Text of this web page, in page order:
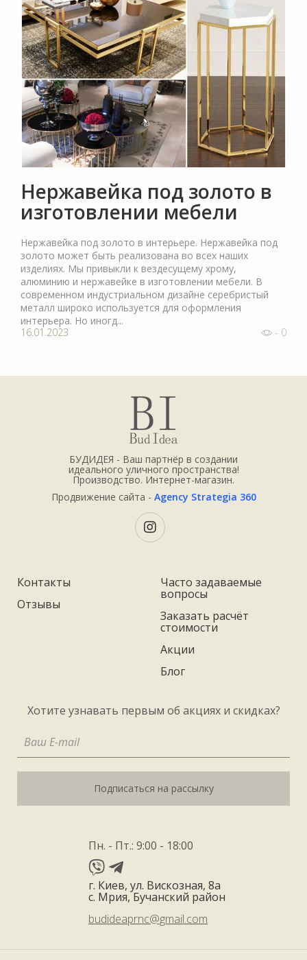
Нержавейка под золото в
изготовлении мебели
Нержавейка под золото в интерьере. Нержавейка под
золото может быть реализована во всех наших
изделиях. Мы привыкли к вездесущему хрому,
алюминию и нержавейке в изготовлении мебели. В
современном индустриальном дизайне серебристый
металл широко используется для оформления
интерьера. Но иногд...
16.01.2023
- 0
БУДИДЕЯ - Ваш партнёр в создании
идеального уличного пространства!
Производство. Интернет-магазин.
Продвижение сайта - Agency Strategia 360
Контакты
Отзывы
Часто задаваемые
вопросы
Заказать расчёт
стоимости
Акции
Блог
Хотите узнавать первым об акциях и скидках?
Подписаться на рассылку
Пн. - Пт.: 9:00 - 18:00
г. Киев, ул. Вискозная, 8а
с. Мрия, Бучанский район
budideaprnc@gmail.com